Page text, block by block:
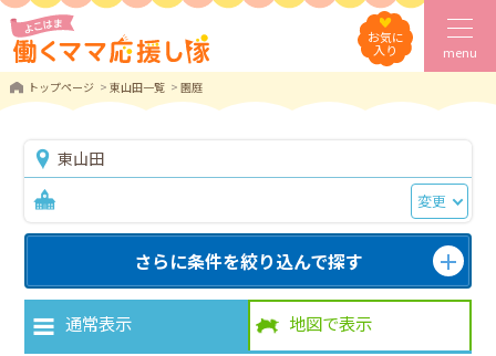
menu
お気に
入り
トップページ 東山田一覧 園庭
東山田
変更
さらに条件を絞り込んで探す
地図で表示
通常表示